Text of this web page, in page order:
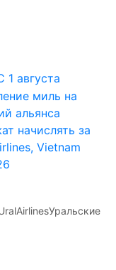
1 августа
миль на
альянса
начислять за
Vietnam
Уральские